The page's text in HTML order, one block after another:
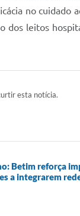
no
dos leitos
esta notícia.
Betim reforça
a integrarem